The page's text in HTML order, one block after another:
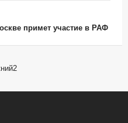
примет участие в РАФ